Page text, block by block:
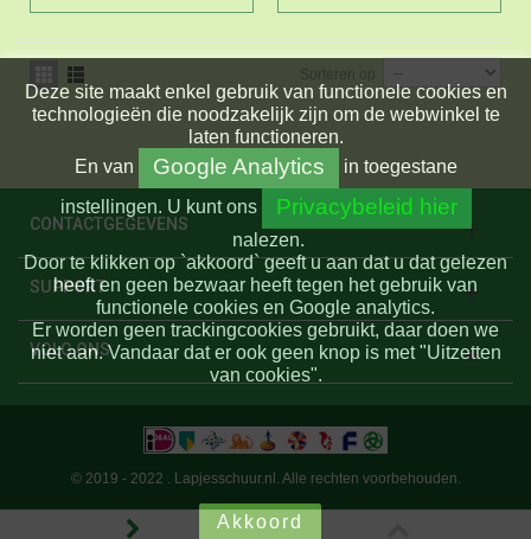
Sorteren op
CONTACTGEGEVENS
SUPPORT
VOLG ONS
Deze site maakt enkel gebruik van functionele cookies en
technologieën die noodzakelijk zijn om de webwinkel te
laten functioneren.
En van Google Analytics
in toegestane
instellingen. U kunt ons Privacybeleid hier
nalezen.
Door te klikken op `akkoord` geeft u aan dat u dat gelezen
heeft en geen bezwaar heeft tegen het gebruik van
functionele cookies en Google analytics.
Er worden geen trackingcookies gebruikt, daar doen we
niet aan. Vandaar dat er ook geen knop is met "Uitzetten
van cookies".
Akkoord
© 2019 - 2022 . Lapjesschuur.nl. Alle rechten voorbehouden.